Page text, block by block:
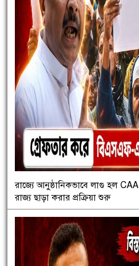
রাজ্যে আনুষ্ঠানিকভাবে লাগু হল
রাজ্য ছাড়া করার প্রক্রিয়া শুরু